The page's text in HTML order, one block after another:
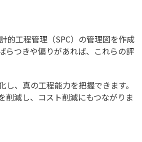
的工程管理（SPC）の管理図を作成
らつきや偏りがあれば、これらの評
、真の工程能力を把握できます。
削減し、コスト削減にもつながりま